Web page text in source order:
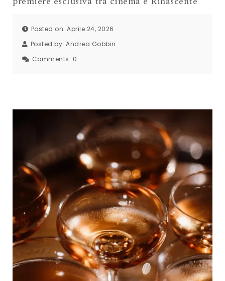
Posted on: Aprile 24, 2026
Posted by: Andrea Gobbin
Comments: 0